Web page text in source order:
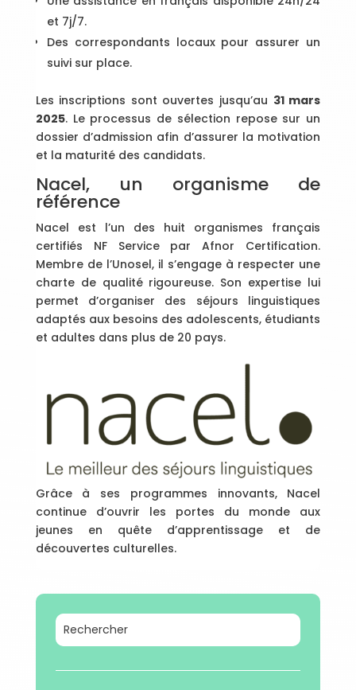
et 7j/7.
Des correspondants locaux pour assurer un
suivi sur place.
Les inscriptions sont ouvertes jusqu’au 31 mars
2025. Le processus de sélection repose sur un
dossier d’admission afin d’assurer la motivation
et la maturité des candidats.
Nacel, un organisme de
référence
Nacel est l’un des huit organismes français
certifiés NF Service par Afnor Certification.
Membre de l’Unosel, il s’engage à respecter une
charte de qualité rigoureuse. Son expertise lui
permet d’organiser des séjours linguistiques
adaptés aux besoins des adolescents, étudiants
et adultes dans plus de 20 pays.
Grâce à ses programmes innovants, Nacel
continue d’ouvrir les portes du monde aux
jeunes en quête d’apprentissage et de
découvertes culturelles.